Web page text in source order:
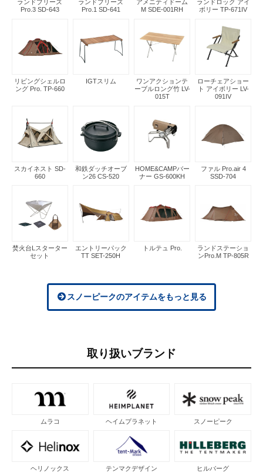
ランドブリーズ
Pro.3 SD-643
ランドブリーズ
Pro.1 SD-641
アメニティドーム
M SDE-001RH
ランドロック アイ
ボリー TP-671IV
リビングシェルロ
ング Pro. TP-660
IGTスリム
ワンアクションテ
ーブルロング竹 LV-
015T
ローチェアショー
ト アイボリー LV-
091IV
スカイネスト SD-
660
和鉄ダッチオーブ
ン26 CS-520
HOME&CAMPバー
ナー GS-600KH
ファル Pro.air 4
SSD-704
焚火台Lスターター
セット
エントリーパック
TT SET-250H
トルテュ Pro.
ランドステーショ
ンPro.M TP-805R
スノーピークのアイテムをもっと見る
取り扱いブランド
ムラコ ヘイムプラネット スノーピーク
ヘリノックス テンマクデザイン ヒルバーグ